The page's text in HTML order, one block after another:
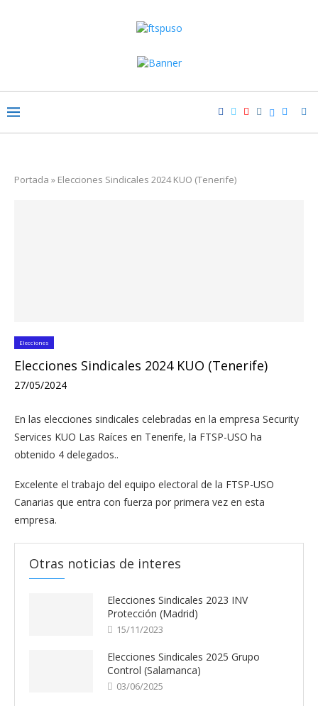
Portada » Elecciones Sindicales 2024 KUO (Tenerife)
Elecciones
Elecciones Sindicales 2024 KUO (Tenerife)
27/05/2024
En las elecciones sindicales celebradas en la empresa Security
Services KUO Las Raíces en Tenerife, la FTSP-USO ha
obtenido 4 delegados..
Excelente el trabajo del equipo electoral de la FTSP-USO
Canarias que entra con fuerza por primera vez en esta
empresa.
Otras noticias de interes
Elecciones Sindicales 2023 INV
Protección (Madrid)
15/11/2023
Elecciones Sindicales 2025 Grupo
Control (Salamanca)
03/06/2025